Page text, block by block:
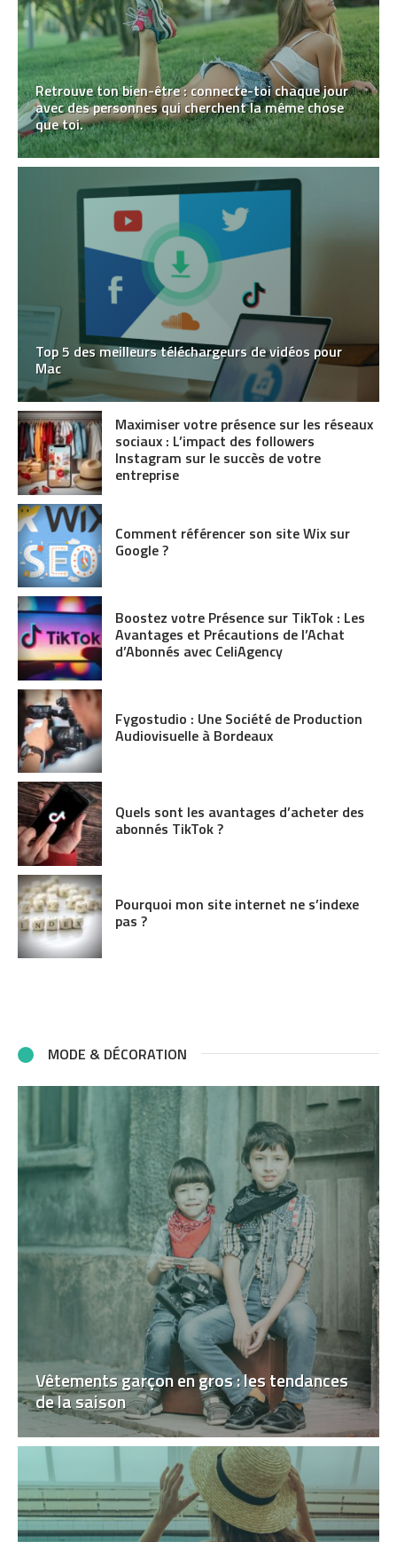
Retrouve ton bien-être : connecte-toi chaque jour
avec des personnes qui cherchent la même chose
que toi.
Top 5 des meilleurs téléchargeurs de vidéos pour
Mac
Maximiser votre présence sur les réseaux
sociaux : L’impact des followers
Instagram sur le succès de votre
entreprise
Comment référencer son site Wix sur
Google ?
Boostez votre Présence sur TikTok : Les
Avantages et Précautions de l’Achat
d’Abonnés avec CeliAgency
Fygostudio : Une Société de Production
Audiovisuelle à Bordeaux
Quels sont les avantages d’acheter des
abonnés TikTok ?
Pourquoi mon site internet ne s’indexe
pas ?
MODE & DÉCORATION
Vêtements garçon en gros : les tendances
de la saison